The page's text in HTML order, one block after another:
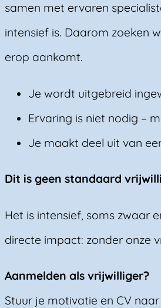
samen met ervaren
intensief is. Daarom zoeken
erop aankomt.
Je wordt uitgebreid
Ervaring is niet nodig –
Je maakt deel uit van
Dit is geen standaard
Het is intensief, soms zwaar
directe impact: zonder onze
Aanmelden als vrijwilliger?
Stuur je motivatie en CV naar